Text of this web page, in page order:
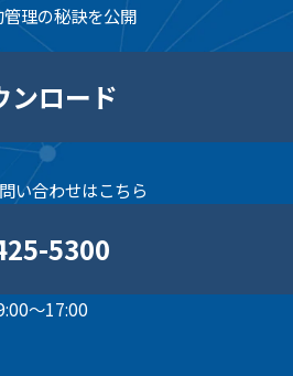
理の秘訣を公開
ンロード
い合わせはこちら
5300
～17:00